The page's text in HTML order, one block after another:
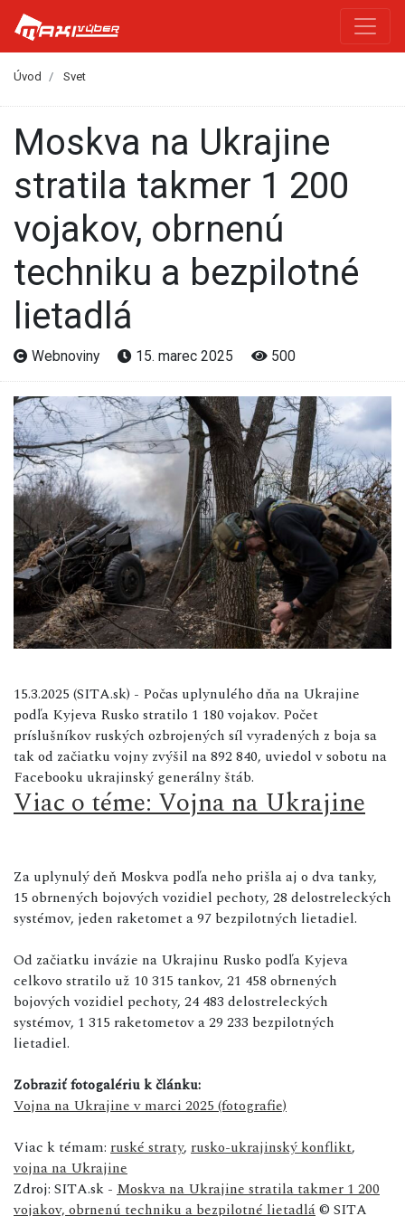
Úvod Svet
Moskva na Ukrajine
stratila takmer 1 200
vojakov, obrnenú
techniku a bezpilotné
lietadlá
Webnoviny 15. marec 2025 500
15.3.2025 (SITA.sk) - Počas uplynulého dňa na Ukrajine
podľa Kyjeva Rusko stratilo 1 180 vojakov. Počet
príslušníkov ruských ozbrojených síl vyradených z boja sa
tak od začiatku vojny zvýšil na 892 840, uviedol v sobotu na
Facebooku ukrajinský generálny štáb.
Viac o téme: Vojna na Ukrajine
Za uplynulý deň Moskva podľa neho prišla aj o dva tanky,
15 obrnených bojových vozidiel pechoty, 28 delostreleckých
systémov, jeden raketomet a 97 bezpilotných lietadiel.
Od začiatku invázie na Ukrajinu Rusko podľa Kyjeva
celkovo stratilo už 10 315 tankov, 21 458 obrnených
bojových vozidiel pechoty, 24 483 delostreleckých
systémov, 1 315 raketometov a 29 233 bezpilotných
lietadiel.
Zobraziť fotogalériu k článku:
Vojna na Ukrajine v marci 2025 (fotografie)
Viac k témam: ruské straty, rusko-ukrajinský konflikt,
vojna na Ukrajine
Zdroj: SITA.sk - Moskva na Ukrajine stratila takmer 1 200
vojakov, obrnenú techniku a bezpilotné lietadlá© SITA